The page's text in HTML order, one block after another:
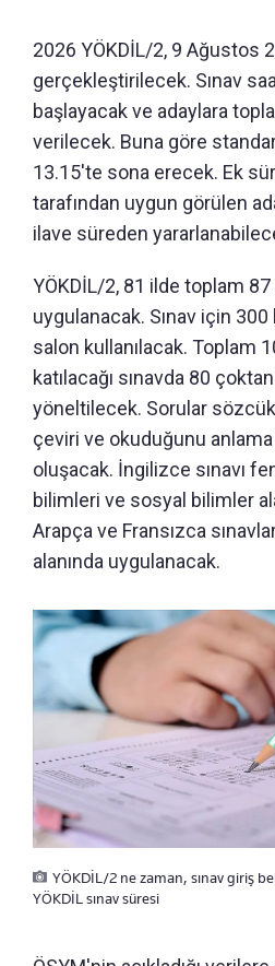
2026 YÖKDİL/2, 9 Ağustos
gerçekleştirilecek. Sınav
başlayacak ve adaylara
verilecek. Buna göre
13.15'te sona erecek. Ek
tarafından uygun görülen
ilave süreden
YÖKDİL/2, 81 ilde toplam
uygulanacak. Sınav için
salon kullanılacak. Toplam
katılacağı sınavda 80
yöneltilecek. Sorular
çeviri ve okuduğunu anlama
oluşacak. İngilizce sınavı
bilimleri ve sosyal bilimler
Arapça ve Fransızca
alanında uygulanacak.
YÖKDİL/2 ne zaman, sınav giriş
YÖKDİL sınav süresi